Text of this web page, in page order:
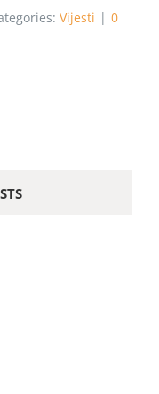
Vijesti | 0